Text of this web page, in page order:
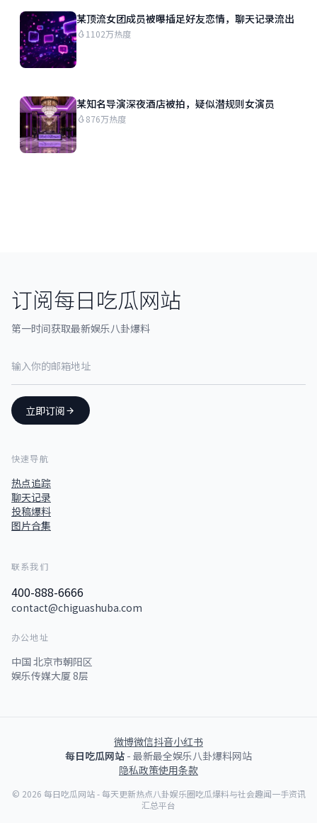
某顶流女团成员被曝插足好友恋情，聊天记录流出
1102万热度
某知名导演深夜酒店被拍，疑似潜规则女演员
876万热度
订阅每日吃瓜网站
第一时间获取最新娱乐八卦爆料
立即订阅
快速导航
热点追踪
聊天记录
投稿爆料
图片合集
联系我们
400-888-6666
contact@chiguashuba.com
办公地址
中国 北京市朝阳区
娱乐传媒大厦 8层
微博微信抖音小红书
每日吃瓜网站- 最新最全娱乐八卦爆料网站
隐私政策使用条款
© 2026 每日吃瓜网站 - 每天更新热点八卦娱乐圈吃瓜爆料与社会趣闻一手资讯
汇总平台